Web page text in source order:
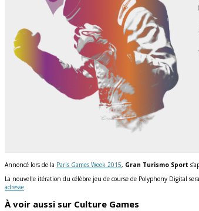
Annoncé lors de la Paris Games Week 2015, Gran Turismo Sport
La nouvelle itération du célèbre jeu de course de Polyphony Digital
adresse.
À voir aussi sur Culture Games